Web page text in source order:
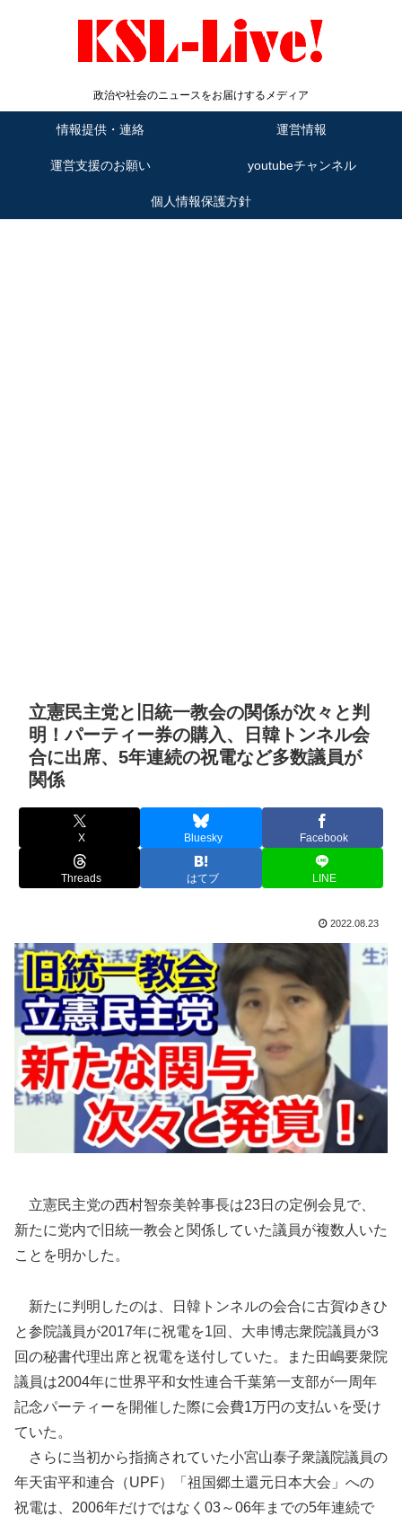
政治や社会のニュースをお届けするメディア
情報提供・連絡 運営情報
運営支援のお願い youtubeチャンネル
個人情報保護方針
立憲民主党と旧統一教会の関係が次々と判
明！パーティー券の購入、日韓トンネル会
合に出席、5年連続の祝電など多数議員が
関係
X Bluesky Facebook
Threads はてブ LINE
2022.08.23
立憲民主党の西村智奈美幹事長は23日の定例会見で、
新たに党内で旧統一教会と関係していた議員が複数人いた
ことを明かした。
新たに判明したのは、日韓トンネルの会合に古賀ゆきひ
と参院議員が2017年に祝電を1回、大串博志衆院議員が3
回の秘書代理出席と祝電を送付していた。また田嶋要衆院
議員は2004年に世界平和女性連合千葉第一支部が一周年
記念パーティーを開催した際に会費1万円の支払いを受け
ていた。
さらに当初から指摘されていた小宮山泰子衆議院議員の
年天宙平和連合（UPF）「祖国郷土還元日本大会」への
祝電は、2006年だけではなく03～06年までの5年連続で